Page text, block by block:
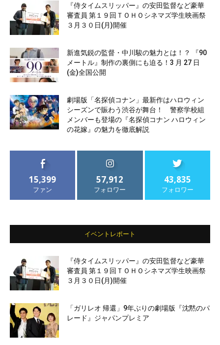
『侍タイムスリッパー』の安田監督など豪華
審査員 第１９回ＴＯＨＯシネマズ学生映画祭
３月３０日(月)開催
新進気鋭の監督・中川駿の魅力とは！？ 『90
メートル』制作の裏側にも迫る！3 月 27 日
(金)全国公開
劇場版「名探偵コナン」最新作はハロウィン
シーズンで賑わう渋谷が舞台！ 警察学校組
メンバーも登場の『名探偵コナン ハロウィン
の花嫁』の魅力を徹底解説
15,399
ファン
57,912
フォロワー
43,835
フォロワー
イベントレポート
『侍タイムスリッパー』の安田監督など豪華
審査員 第１９回ＴＯＨＯシネマズ学生映画祭
３月３０日(月)開催
「ガリレオ 帰還」9年ぶりの劇場版『沈黙のパ
レード』ジャパンプレミア